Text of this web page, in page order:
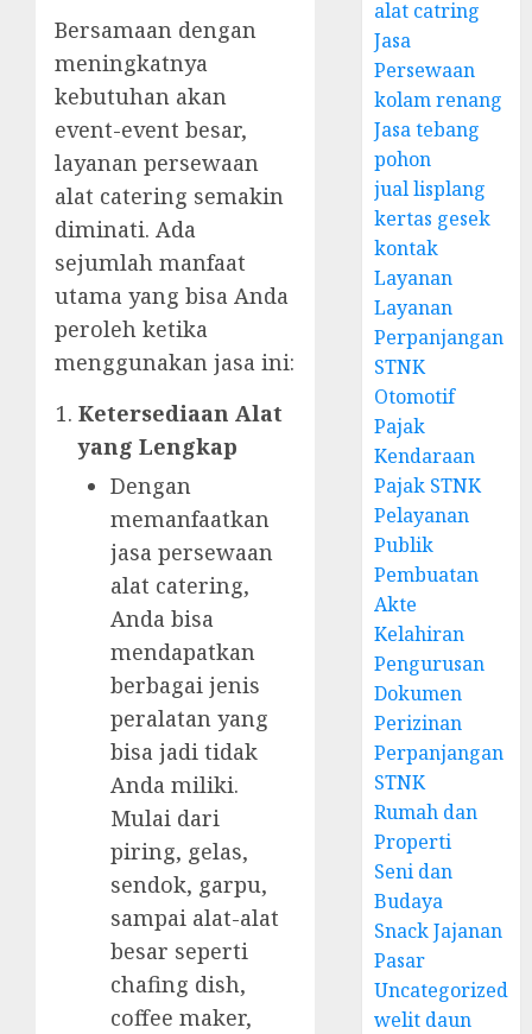
Bersamaan dengan
meningkatnya
kebutuhan akan
event-event besar,
layanan persewaan
alat catering semakin
diminati. Ada
sejumlah manfaat
utama yang bisa Anda
peroleh ketika
menggunakan jasa ini:
Ketersediaan Alat
yang Lengkap
Dengan
memanfaatkan
jasa persewaan
alat catering,
Anda bisa
mendapatkan
berbagai jenis
peralatan yang
bisa jadi tidak
Anda miliki.
Mulai dari
piring, gelas,
sendok, garpu,
sampai alat-alat
besar seperti
chafing dish,
coffee maker,
alat catring
Jasa
Persewaan
kolam renang
Jasa tebang
pohon
jual lisplang
kertas gesek
kontak
Layanan
Layanan
Perpanjangan
STNK
Otomotif
Pajak
Kendaraan
Pajak STNK
Pelayanan
Publik
Pembuatan
Akte
Kelahiran
Pengurusan
Dokumen
Perizinan
Perpanjangan
STNK
Rumah dan
Properti
Seni dan
Budaya
Snack Jajanan
Pasar
Uncategorized
welit daun